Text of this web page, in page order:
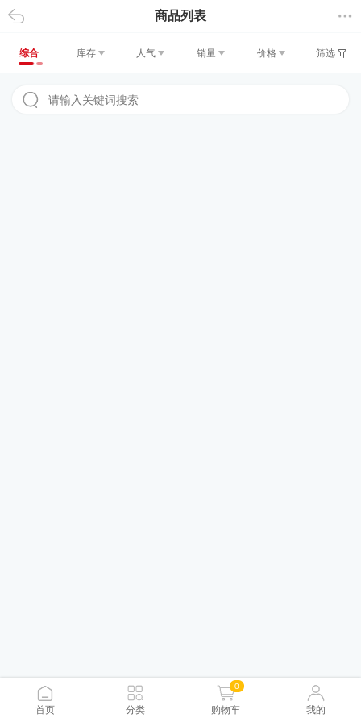
返回 商品列表
综合 库存 人气 销量 价格 筛选
首页 分类
0
购物车 我的